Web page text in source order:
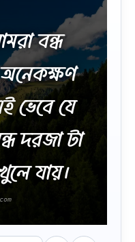
বন্ধ
ভেবে যে
দরজা টা
যায়।